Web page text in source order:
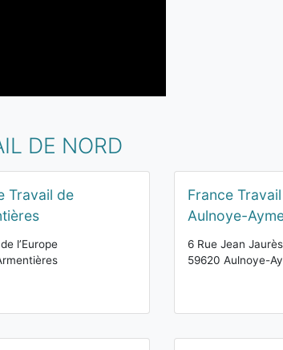
DE NORD
Travail de
l’Europe
France
Aulnoye-
6 Rue Jean Jaurès
59620 Aulnoye-